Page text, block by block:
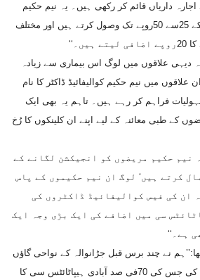
داریاں قائم کر رکھی ہیں۔ یہ نیم حکیم
ایک مریض کے طبی معائنے کے 25سے 50روپے تک وصول کرتے ہیں اور مختلف
دیہی علاقوں میں لوگ اس بیماری سے زیادہ
میں نیم حکیم کوالیفائیڈ ڈاکٹر کا نام
فراہم کر رہے ہیں۔ تاہم یہ بھی ایک
کے طبی معائنہ کے لیے اپنے ان کلینکوں کا رُخ
نیم حکیم مریضوں کو انجیکشن لگانے کے
کرتے ہیں‘ لوگ ان نیم حکیموں کے پاس
ان کی فیس کوالیفائیڈ ڈاکٹروں کی
سی میں اضافے کی ایک بڑی وجہ ایک
ہے۔‘‘
نے چند برس قبل جڑانوالہ کے نواحی گاؤں
چک 58-GB میں ایک تحقیق کی جس کی 70فی صد آبادی ہیپاٹائٹس سی کا